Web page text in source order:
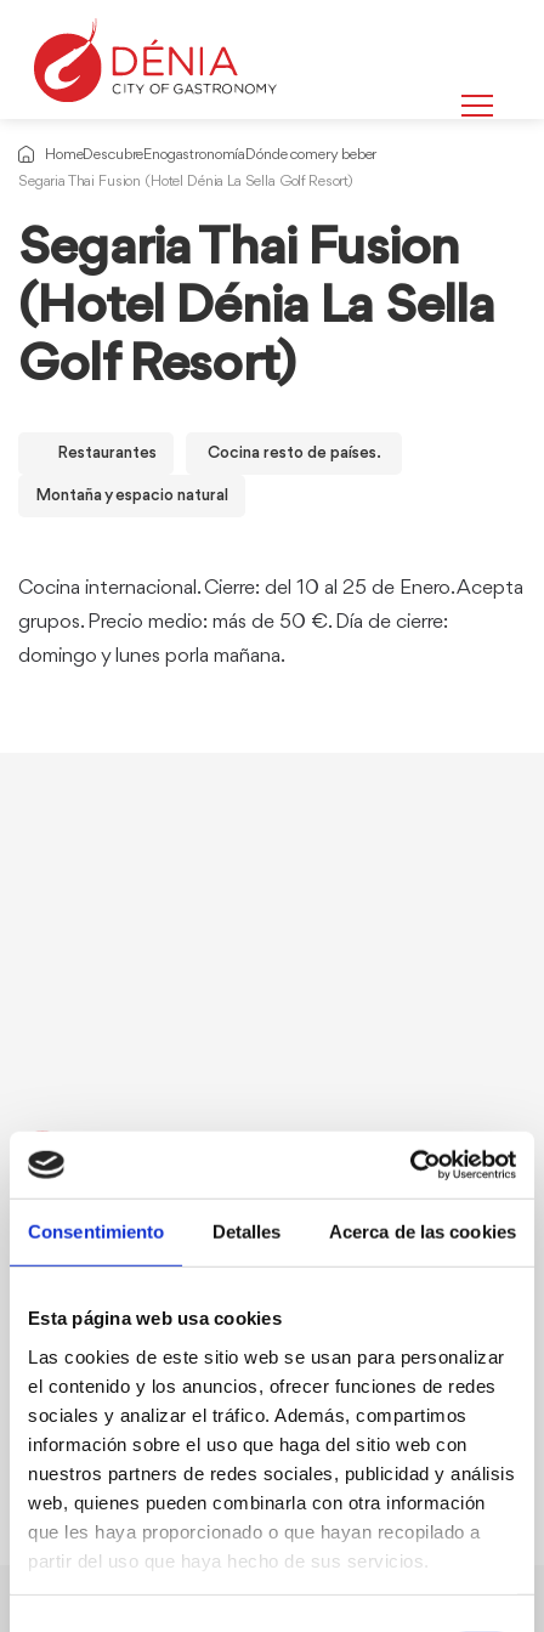
Consentimiento Detalles Acerca de las cookies
Esta página web usa cookies
Las cookies de este sitio web se usan para personalizar
el contenido y los anuncios, ofrecer funciones de redes
sociales y analizar el tráfico. Además, compartimos
información sobre el uso que haga del sitio web con
nuestros partners de redes sociales, publicidad y análisis
web, quienes pueden combinarla con otra información
que les haya proporcionado o que hayan recopilado a
partir del uso que haya hecho de sus servicios.
HomeDescubreEnogastronomía Dónde comer y beber
Segaria Thai Fusion (Hotel Dénia La Sella Golf Resort)
Segaria Thai Fusion
(Hotel Dénia La Sella
Golf Resort)
Restaurantes Cocina resto de países.
Montaña y espacio natural
Cocina internacional. Cierre: del 10 al 25 de Enero. Acepta
grupos. Precio medio: más de 50 €. Día de cierre:
domingo y lunes porla mañana.
FAVORITOS
966454054
Especialidad:Cocina thailandesa
Capacidad:70